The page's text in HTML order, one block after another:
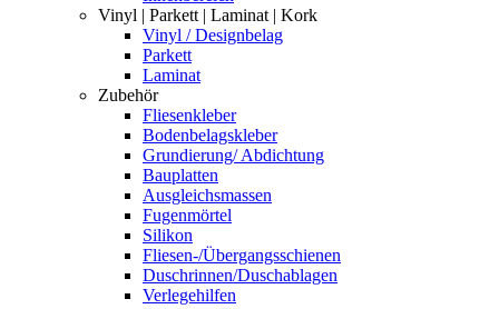
Vinyl | Parkett | Laminat | Kork
Vinyl / Designbelag
Parkett
Laminat
Zubehör
Fliesenkleber
Bodenbelagskleber
Grundierung/ Abdichtung
Bauplatten
Ausgleichsmassen
Fugenmörtel
Silikon
Fliesen-/Übergangsschienen
Duschrinnen/Duschablagen
Verlegehilfen